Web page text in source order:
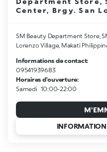
Center, Brgy. San
SM Beauty Department Store,
Lorenzo Village, Makati
Informations de contact:
09541939683
Horaires d'ouverture:
Samedi 10:00-22:00